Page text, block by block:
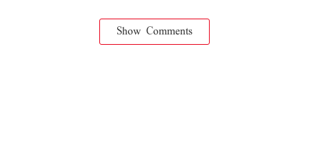
Show Comments